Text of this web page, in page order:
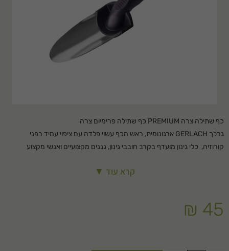
כף שתילה צרה PREMIUM כף שתילה פרימיום צרה
גרלך GERLACH ארגונומית, ראש הכף עשוי פלדה עם ציפוי עמיד בפני
קורוזיה, כלי גינון מועדף בקרב חובבי גינון, גננים מקצועיים ואנשי מקצוע
תכליתי: שתילה. חפירה. ערבוב קומפוסט ודשנים. עבודות גינון כלליות. יתרונות
קרא עוד ▼
₪ 45